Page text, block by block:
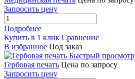
Запросить цену
Подробнее
Купить в 1 клик Сравнение
В избранное Под заказ
Быстрый просмотр
Гербовая печать Цена по запросу
Запросить цену